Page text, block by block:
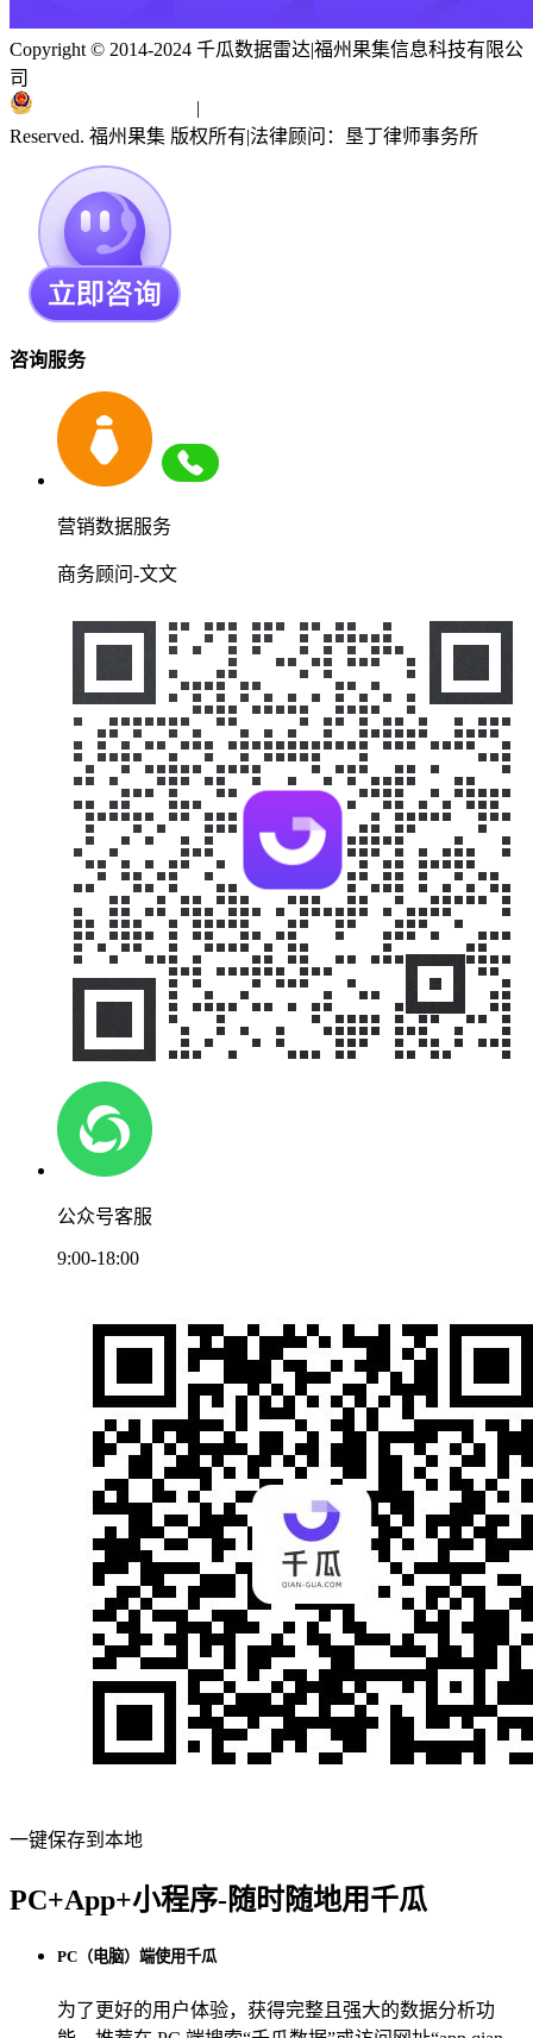
Copyright © 2014-2024 千瓜数据雷达|福州果集信息科技有限公
司
|
Reserved. 福州果集 版权所有|法律顾问：垦丁律师事务所
咨询服务
营销数据服务
商务顾问-文文
公众号客服
9:00-18:00
一键保存到本地
PC+App+小程序-随时随地用千瓜
PC（电脑）端使用千瓜
为了更好的用户体验，获得完整且强大的数据分析功